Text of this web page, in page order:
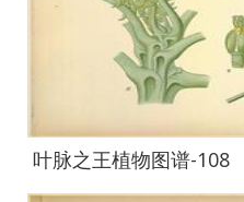
叶脉之王植物图谱-108